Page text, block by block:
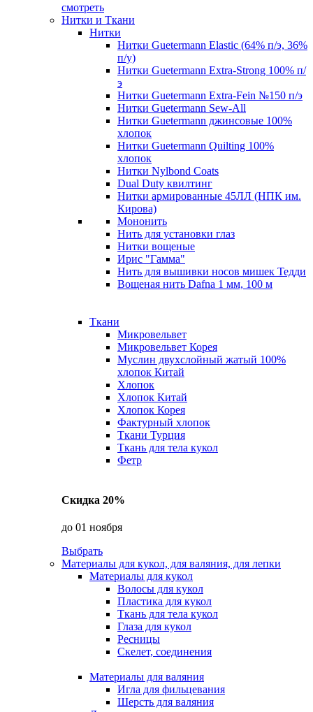
смотреть
Нитки и Ткани
Нитки
Нитки Guetermann Elastic (64% п/э, 36%
п/у)
Нитки Guetermann Extra-Strong 100% п/
э
Нитки Guetermann Extra-Fein №150 п/э
Нитки Guetermann Sew-All
Нитки Guetermann джинсовые 100%
хлопок
Нитки Guetermann Quilting 100%
хлопок
Нитки Nylbond Coats
Dual Duty квилтинг
Нитки армированные 45ЛЛ (НПК им.
Кирова)
Мононить
Нить для установки глаз
Нитки вощеные
Ирис "Гамма"
Нить для вышивки носов мишек Тедди
Вощеная нить Dafna 1 мм, 100 м
Ткани
Микровельвет
Микровельвет Корея
Муслин двухслойный жатый 100%
хлопок Китай
Хлопок
Хлопок Китай
Хлопок Корея
Фактурный хлопок
Ткани Турция
Ткань для тела кукол
Фетр
Скидка 20%
до 01 ноября
Выбрать
Материалы для кукол, для валяния, для лепки
Материалы для кукол
Волосы для кукол
Пластика для кукол
Ткань для тела кукол
Глаза для кукол
Ресницы
Скелет, соединения
Материалы для валяния
Игла для фильцевания
Шерсть для валяния